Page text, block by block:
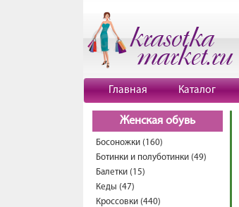
Главная Каталог
Женская обувь
Босоножки (160)
Ботинки и полуботинки (49)
Балетки (15)
Кеды (47)
Кроссовки (440)